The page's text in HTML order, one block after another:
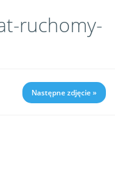
ruchomy-
Następne zdjęcie »